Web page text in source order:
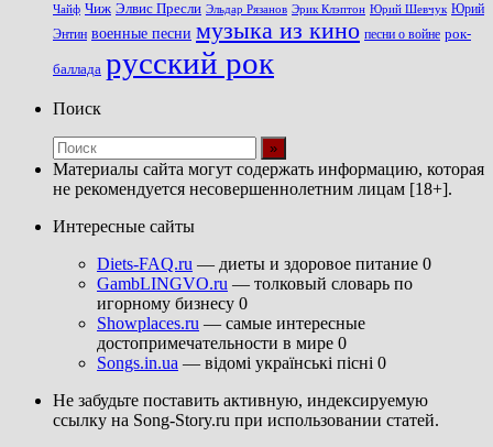
Чайф Чиж Элвис Пресли Эльдар Рязанов Эрик Клэптон Юрий Шевчук Юрий
Энтин военные песни музыка из кино песни о войне рок-
баллада русский рок
Поиск
Материалы сайта могут содержать информацию, которая
не рекомендуется несовершеннолетним лицам [18+].
Интересные сайты
Diets-FAQ.ru — диеты и здоровое питание 0
GambLINGVO.ru — толковый словарь по
игорному бизнесу 0
Showplaces.ru — самые интересные
достопримечательности в мире 0
Songs.in.ua — відомі українські пісні 0
Не забудьте поставить активную, индексируемую
ссылку на Song-Story.ru при использовании статей.